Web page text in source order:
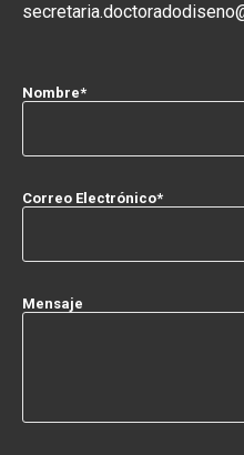
Nombre*
Correo Electrónico*
Mensaje